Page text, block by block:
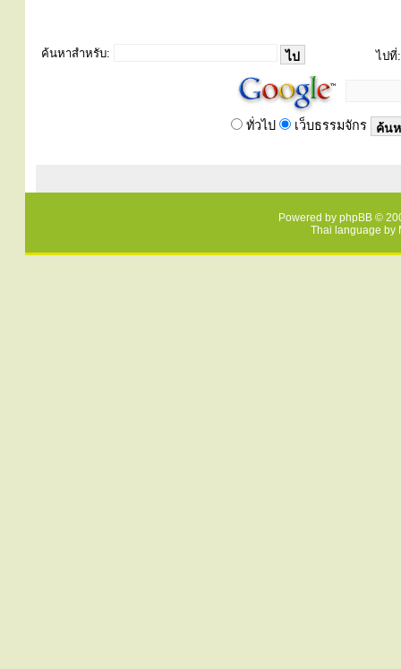
ค้นหาสำหรับ: ไปที่:
ทั่วไป เว็บธรรมจักร
Powered by phpBB ©
Thai language by